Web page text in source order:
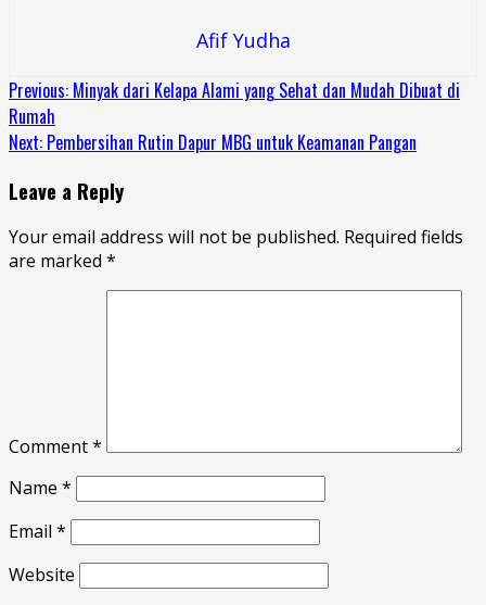
Afif Yudha
Continue
Reading
Previous: Minyak dari Kelapa Alami yang Sehat dan Mudah Dibuat di
Rumah
Next: Pembersihan Rutin Dapur MBG untuk Keamanan Pangan
Leave a Reply
Your email address will not be published. Required fields
are marked *
Comment*
Name *
Email *
Website